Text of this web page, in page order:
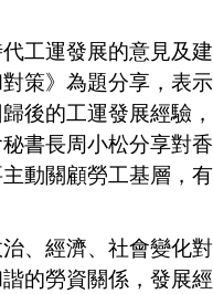
運發展的意見及
策》為題分享，表
後的工運發展經驗
書長周小松分享對
動關顧勞工基層，有
經濟、社會變化對
的勞資關係，發展